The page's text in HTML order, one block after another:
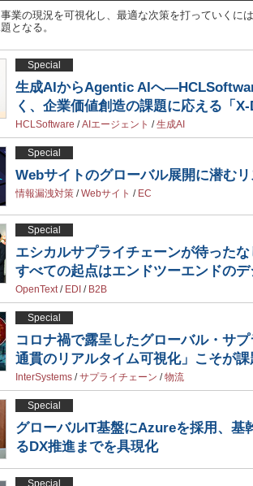
業の現況を可視化し、最適な次策を打っていくに
となる。
Special
生成AIからAgentic AIへ
く、企業価値創造の課題に応える「X-
HCLSoftware /AIエージェント /生成AI
Special
Webサイトのグローバル展開に潜む
情報漏洩対策 /Webサイト / EC
Special
エシカルサプライチェーンが待ったな
すべての起点はエンドツーエンドの
OpenText/ EDI / B2B
Special
コロナ禍で露呈したグローバル・サ
通貫のリアルタイム可視化」こそが
InterSystems /サプライチェーン /物流
Special
グローバルIT基盤にAzureを採用、基
るDX推進までを具現化